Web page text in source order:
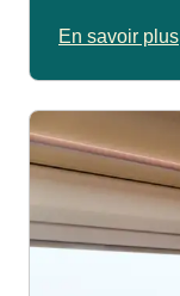
En savoir plus